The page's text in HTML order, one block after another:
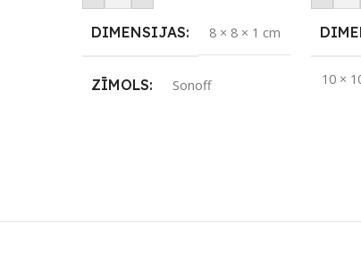
DIMENSIJAS 8 × 8 × 1 cm
ZĪMOLS Sonoff 10 ×